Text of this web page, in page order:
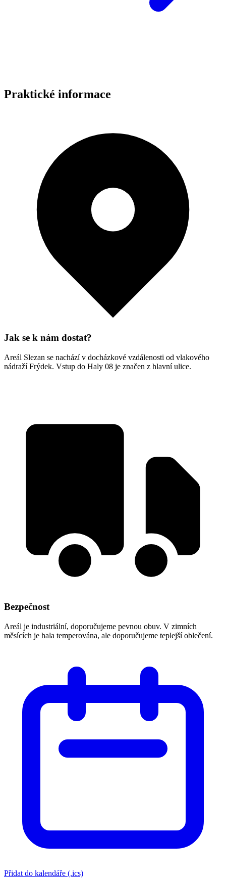
Praktické informace
Jak se k nám dostat?
Areál Slezan se nachází v docházkové vzdálenosti od vlakového
nádraží Frýdek. Vstup do Haly 08 je značen z hlavní ulice.
Bezpečnost
Areál je industriální, doporučujeme pevnou obuv. V zimních
měsících je hala temperována, ale doporučujeme teplejší oblečení.
Přidat do kalendáře (.ics)